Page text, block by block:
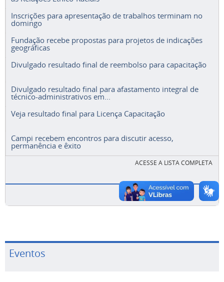
Inscrições para apresentação de trabalhos terminam no
domingo
Fundação recebe propostas para projetos de indicações
geográficas
Divulgado resultado final de reembolso para capacitação
Divulgado resultado final para afastamento integral de
técnico-administrativos em...
Veja resultado final para Licença Capacitação
Campi recebem encontros para discutir acesso,
permanência e êxito
ACESSE A LISTA COMPLETA
Eventos